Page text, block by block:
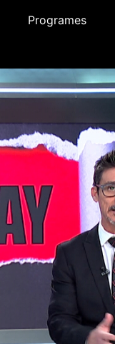
Programes